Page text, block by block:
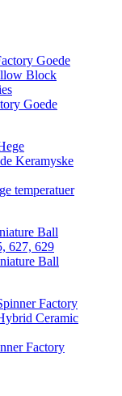
Goede
temperatuer
Ball
Factory